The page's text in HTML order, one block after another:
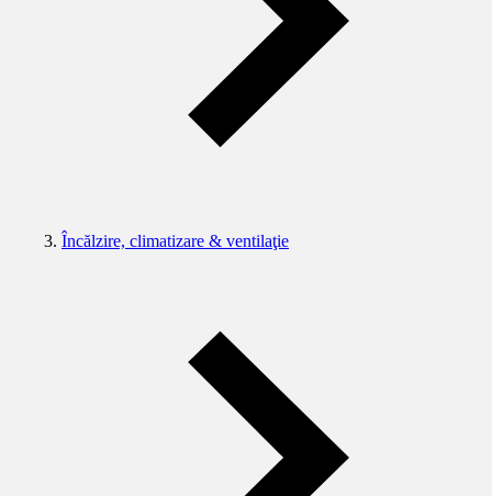
Încălzire, climatizare & ventilaţie